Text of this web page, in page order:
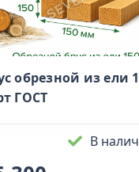
обрезной из ели
ГОСТ
В